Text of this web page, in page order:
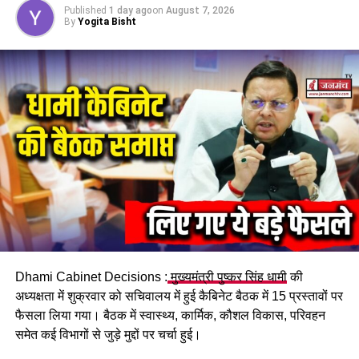
माफिया की कमर तोड़ने का काम किया है। इसके बाद से एक भी परीक्षा में
पेपरलीक नहीं हुआ है, यही नहीं धामी सरकार पेपर लीक में शामिल 100 से
अधिक माफिया का जेल भी भेज चुकी है।
सरकार युवाओं के लिए शिक्षा, कौशल के जरिए रोजगार के अवसर उपलब्ध
कराने का प्रयास कर रही है। हमारा प्रयास है कि उत्तराखंड का पानी और
जवानी, यहीं के काम आए। युवा पलायन करने के बजाय, रोजगार प्रदान
करने वाले बने।
RELATED TOPICS:
UP NEXT
नैनीताल: नशे में धुत बेटे ने पिता को पीट-पीटकर उतारा मौत के घाट !
DON'T MISS
नकली दवाओं पर सख्त हुए सीएम धामी, धराली आपदा राहत और
स्वदेशी अभियान को तेज करने के दिए निर्देश
Published 1 day agoon August 7, 2026
By Yogita Bisht
Dhami Cabinet Decisions : मुख्यमंत्री पुष्कर सिंह धामीकी
अध्यक्षता में शुक्रवार को सचिवालय में हुई कैबिनेट बैठक में 15 प्रस्तावों पर
फैसला लिया गया। बैठक में स्वास्थ्य, कार्मिक, कौशल विकास, परिवहन
समेत कई विभागों से जुड़े मुद्दों पर चर्चा हुई।